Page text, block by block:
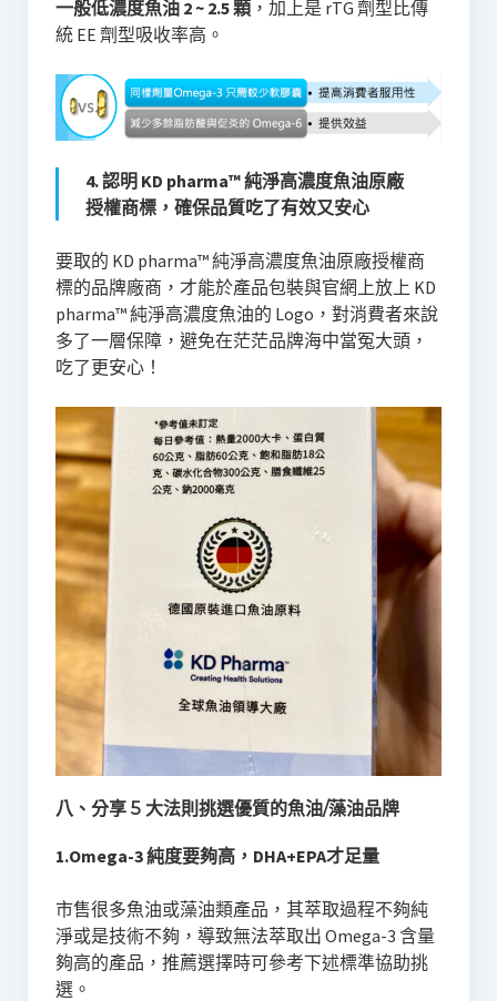
一般低濃度魚油 2 ~ 2.5 顆，加上是 rTG 劑型比傳
統 EE 劑型吸收率高。
4. 認明 KD pharma™️ 純淨高濃度魚油原廠
授權商標，確保品質吃了有效又安心
要取的 KD pharma™️ 純淨高濃度魚油原廠授權商
標的品牌廠商，才能於產品包裝與官網上放上 KD
pharma™️ 純淨高濃度魚油的 Logo，對消費者來說
多了一層保障，避免在茫茫品牌海中當冤大頭，
吃了更安心！
八、分享 5 大法則挑選優質的魚油/藻油品牌
1.Omega-3 純度要夠高，DHA+EPA才足量
市售很多魚油或藻油類產品，其萃取過程不夠純
淨或是技術不夠，導致無法萃取出 Omega-3 含量
夠高的產品，推薦選擇時可參考下述標準協助挑
選。